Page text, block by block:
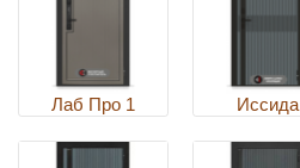
Лаб Про 1 Иссида